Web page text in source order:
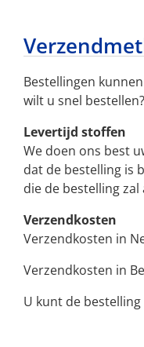
Bestellingen
wilt u snel
Levertijd stoffen
We doen ons best
dat de bestelling is
die de bestelling
Verzendkosten
Verzendkosten in
Verzendkosten in
U kunt de